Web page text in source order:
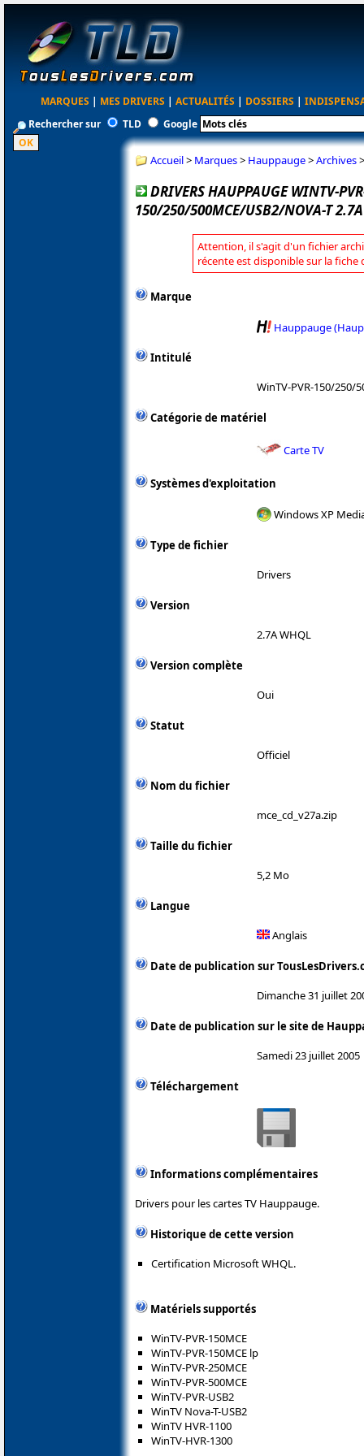
MARQUES | MES DRIVERS | ACTUALITÉS | DOSSIERS |
Rechercher sur
TLD Google
Accueil> Marques> Hauppauge>Archives
DRIVERS HAUPPAUGE WINTV-
150/250/500MCE/USB2/NOVA-T
Attention, il s'agit d'un fichier
récente est disponible sur la fiche
Marque
Hauppauge
Intitulé
WinTV-PVR-150/250/
Catégorie de matériel
Carte TV
Systèmes d'exploitation
Windows XP
Type de fichier
Drivers
Version
2.7A WHQL
Version complète
Oui
Statut
Officiel
Nom du fichier
mce_cd_v27a.zip
Taille du fichier
5,2 Mo
Langue
Anglais
Date de publication sur
Dimanche 31 juillet
Date de publication sur le site de
Samedi 23 juillet 2005
Téléchargement
Informations complémentaires
Drivers pour les cartes TV Hauppauge.
Historique de cette version
Certification Microsoft WHQL.
Matériels supportés
WinTV-PVR-150MCE
WinTV-PVR-150MCE lp
WinTV-PVR-250MCE
WinTV-PVR-500MCE
WinTV-PVR-USB2
WinTV Nova-T-USB2
WinTV HVR-1100
WinTV-HVR-1300